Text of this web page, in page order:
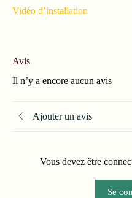
Vidéo d’installation
Avis
Il n’y a encore aucun avis
Ajouter un avis
Vous devez être
Se